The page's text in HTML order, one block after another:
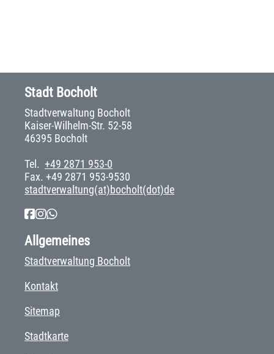
Stadt Bocholt
Stadtverwaltung Bocholt
Kaiser-Wilhelm-Str. 52-58
46395 Bocholt
Tel. +49 2871 953-0
Fax. +49 2871 953-9530
stadtverwaltung(at)bocholt(dot)de
Allgemeines
Stadtverwaltung Bocholt
Kontakt
Sitemap
Stadtkarte